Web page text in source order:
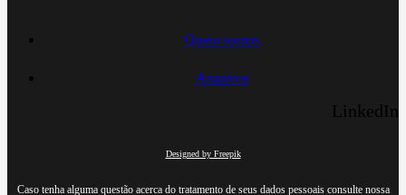
Quem somos
Arquivos
LinkedIn
Designed by Freepik
Caso tenha alguma questão acerca do tratamento de seus dados pessoais consulte nossa